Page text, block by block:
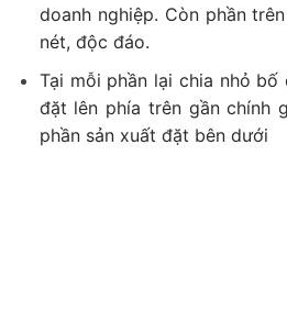
doanh nghiệp. Còn phần
nét, độc đáo.
Tại mỗi phần lại chia nhỏ bố
đặt lên phía trên gần chính
phần sản xuất đặt bên dưới